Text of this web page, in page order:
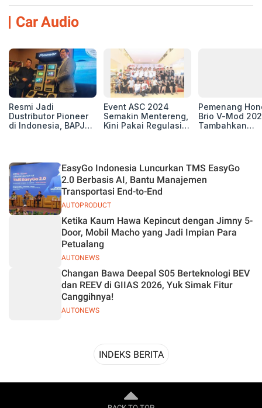
Car Audio
Resmi Jadi
Dustributor Pioneer
di Indonesia, BAPJ
Event ASC 2024
Semakin Mentereng,
Kini Pakai Regulasi
Pemenang
Brio V-Mod
Tambahkan
AUTOPRODUCT
EasyGo Indonesia Luncurkan TMS EasyGo
2.0 Berbasis AI, Bantu Manajemen
Transportasi End-to-End
AUTONEWS
Ketika Kaum Hawa Kepincut dengan Jimny 5-
Door, Mobil Macho yang Jadi Impian Para
Petualang
AUTONEWS
Changan Bawa Deepal S05 Berteknologi BEV
dan REEV di GIIAS 2026, Yuk Simak Fitur
Canggihnya!
INDEKS BERITA